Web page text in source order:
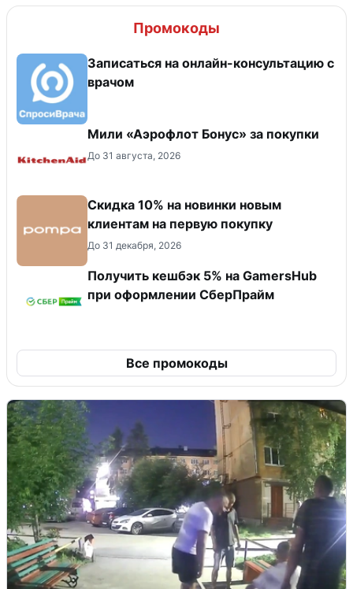
Промокоды
Записаться на онлайн-консультацию с
врачом
Мили «Аэрофлот Бонус» за покупки
До 31 августа, 2026
Скидка 10% на новинки новым
клиентам на первую покупку
До 31 декабря, 2026
Получить кешбэк 5% на GamersHub
при оформлении СберПрайм
Все промокоды